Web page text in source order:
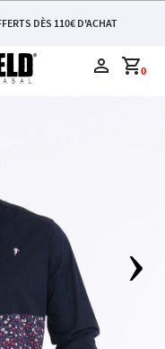
110€ D'ACHAT
perm_identity 0
shopping_cart